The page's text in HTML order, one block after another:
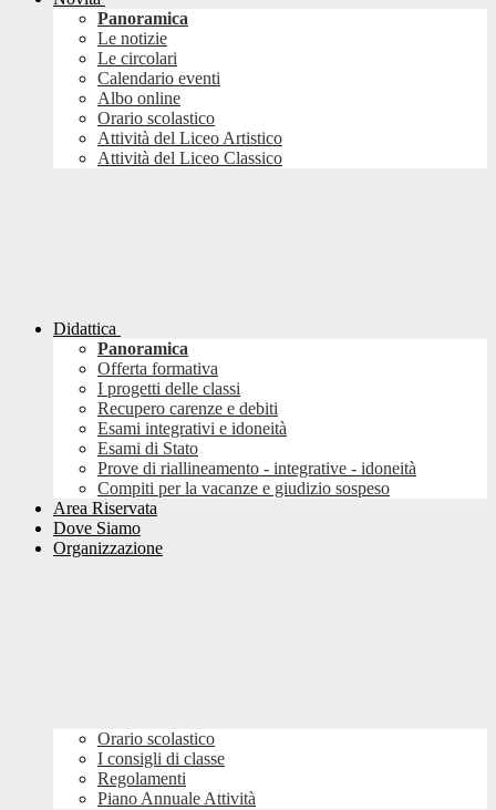
Panoramica
Le notizie
Le circolari
Calendario eventi
Albo online
Orario scolastico
Attività del Liceo Artistico
Attività del Liceo Classico
Didattica
Panoramica
Offerta formativa
I progetti delle classi
Recupero carenze e debiti
Esami integrativi e idoneità
Esami di Stato
Prove di riallineamento - integrative - idoneità
Compiti per la vacanze e giudizio sospeso
Area Riservata
Dove Siamo
Organizzazione
Orario scolastico
I consigli di classe
Regolamenti
Piano Annuale Attività